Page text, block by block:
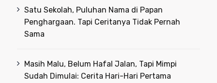
Satu Sekolah, Puluhan Nama di Papan
Penghargaan. Tapi Ceritanya Tidak Pernah
Sama
Masih Malu, Belum Hafal Jalan, Tapi Mimpi
Sudah Dimulai: Cerita Hari-Hari Pertama